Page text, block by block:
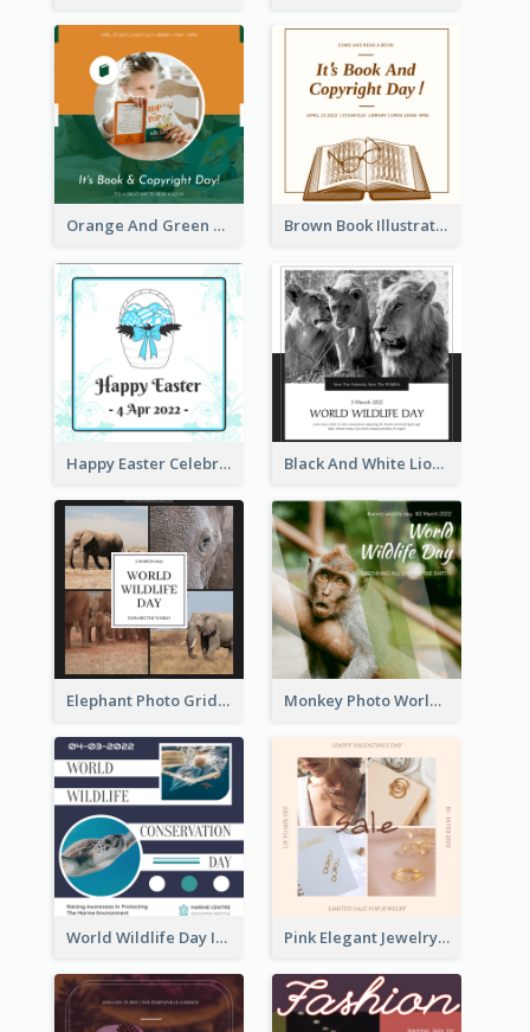
Orange And Green Photo Book And Copyright Day Instagram Post Brown Book Illustration Book And Copyright Day Instagram Post
Happy Easter Celebration Instagram Post Black And White Lion World Wildlife Day Instagram Post
Elephant Photo Grid World Wildlife Day Instagram Post Monkey Photo World Wildlife Day Instagram Post
World Wildlife Day Instagram Post Pink Elegant Jewelry Sale Valentines Day Instagram Post